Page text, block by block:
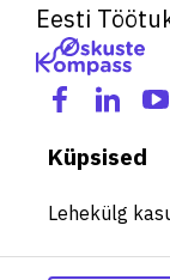
Eesti
Küpsised
Lehekülg